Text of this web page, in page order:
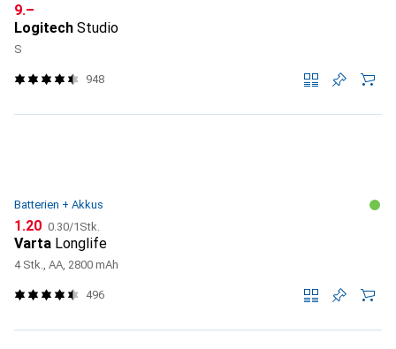
CHF
9.–
Logitech Studio
S
948
Batterien + Akkus
CHF
1.20 CHF
0.30/1Stk.
Varta Longlife
4 Stk., AA, 2800 mAh
496